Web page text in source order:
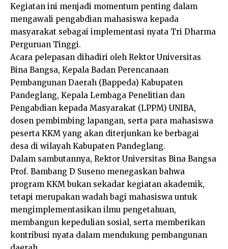
Kegiatan ini menjadi momentum penting dalam
mengawali pengabdian mahasiswa kepada
masyarakat sebagai implementasi nyata Tri Dharma
Perguruan Tinggi.
Acara pelepasan dihadiri oleh Rektor Universitas
Bina Bangsa, Kepala Badan Perencanaan
Pembangunan Daerah (Bappeda) Kabupaten
Pandeglang, Kepala Lembaga Penelitian dan
Pengabdian kepada Masyarakat (LPPM) UNIBA,
dosen pembimbing lapangan, serta para mahasiswa
peserta KKM yang akan diterjunkan ke berbagai
desa di wilayah Kabupaten Pandeglang.
Dalam sambutannya, Rektor Universitas Bina Bangsa
Prof. Bambang D Suseno menegaskan bahwa
program KKM bukan sekadar kegiatan akademik,
tetapi merupakan wadah bagi mahasiswa untuk
mengimplementasikan ilmu pengetahuan,
membangun kepedulian sosial, serta memberikan
kontribusi nyata dalam mendukung pembangunan